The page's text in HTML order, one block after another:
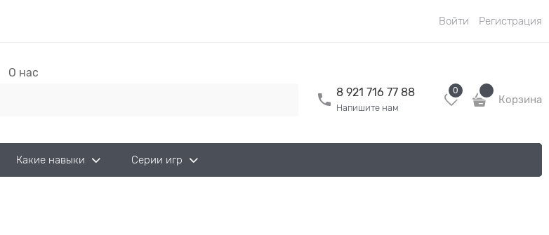
Войти Регистрация
О нас
8 921 716 77 88
Напишите нам
0
Корзина
Какие навыки Серии игр